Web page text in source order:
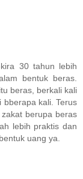
30 tahun lebih
bentuk beras.
beras, berkali kali
bberapa kali. Terus
berupa beras
lebih praktis dan
uang ya.